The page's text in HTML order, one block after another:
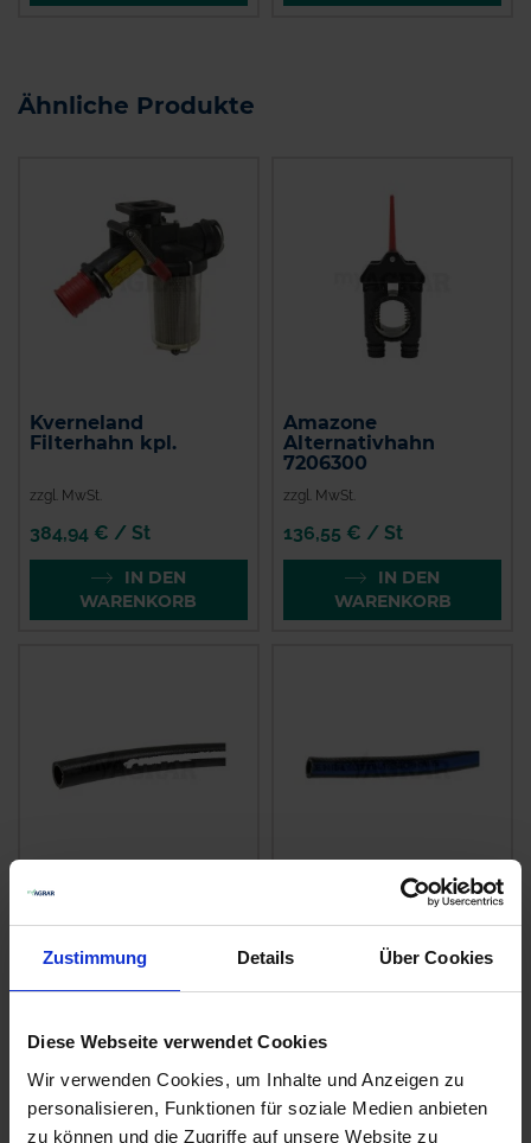
Zustimmung Details Über Cookies
Diese Webseite verwendet Cookies
Wir verwenden Cookies, um Inhalte und Anzeigen zu
personalisieren, Funktionen für soziale Medien anbieten
zu können und die Zugriffe auf unsere Website zu
Ähnliche Produkte
Kverneland
Filterhahn kpl.
zzgl. MwSt.
384,94 € / St
IN DEN
WARENKORB
Amazone
Alternativhahn
7206300
zzgl. MwSt.
136,55 € / St
IN DEN
WARENKORB
Meter
WARENKORB
Spritzenschlauch
Innen-Ø 8 mm
WARENKORB